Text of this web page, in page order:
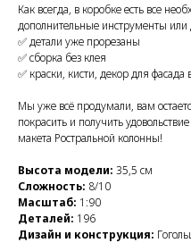
Как всегда, в коробке есть все
дополнительные инструменты или
✅ детали уже прорезаны
✅ сборка без клея
✅ краски, кисти, декор для фасада
Мы уже всё продумали, вам
покрасить и получить
макета Ростральной колонны!
Высота модели: 35,5 см
Сложность: 8/10
Масштаб: 1:90
Деталей: 196
Дизайн и конструкция: